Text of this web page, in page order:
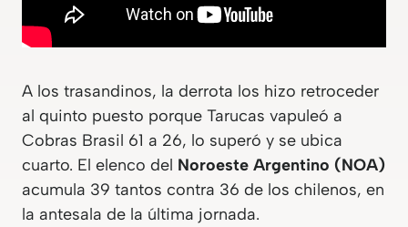
A los trasandinos, la derrota los hizo retroceder
al quinto puesto porque Tarucas vapuleó a
Cobras Brasil 61 a 26, lo superó y se ubica
cuarto. El elenco del Noroeste Argentino (NOA)
acumula 39 tantos contra 36 de los chilenos, en
la antesala de la última jornada.